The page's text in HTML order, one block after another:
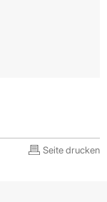
Seite drucken